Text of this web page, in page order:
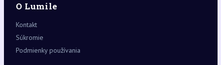
O Lumile
Kontakt
Súkromie
Podmienky používania